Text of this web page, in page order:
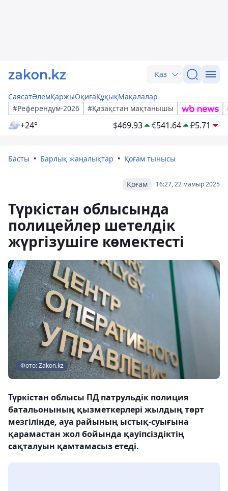
Қаз
СаясатӘлемҚаржыОқиғаҚұқықМақалалар
#Референдум-2026
#Қазақстан мақтанышы
+24° $469.93 €541.64 ₽5.71
Басты Барлық жаңалықтар Қоғам тынысы
16:27, 22 мамыр 2025
Қоғам
Түркістан облысында
полицейлер шетелдік
жүргізушіге көмектесті
Фото: Zakon.kz
Түркістан облысы ПД патрульдік полиция
батальонының қызметкерлері жылдың төрт
мезгілінде, ауа райының ыстық-суығына
қарамастан жол бойында қауіпсіздіктің
сақталуын қамтамасыз етеді.